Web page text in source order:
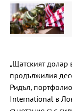
„Щатският долар
продължилия
Ридъл,
International в